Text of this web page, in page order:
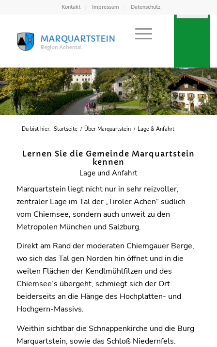
Kontakt Impressum Datenschutz
Du bist hier: Startseite / Über Marquartstein / Lage & Anfahrt
Lernen Sie die Gemeinde Marquartstein
kennen
Lage und Anfahrt
Marquartstein liegt nicht nur in sehr reizvoller,
zentraler Lage im Tal der „Tiroler Achen“ südlich
vom Chiemsee, sondern auch unweit zu den
Metropolen München und Salzburg.
Direkt am Rand der moderaten Chiemgauer Berge,
wo sich das Tal gen Norden hin öffnet und in die
weiten Flächen der Kendlmühlfilzen und des
Chiemsee’s übergeht, schmiegt sich der Ort
beiderseits an die Hänge des Hochplatten- und
Hochgern-Massivs.
Weithin sichtbar die Schnappenkirche und die Burg
Marquartstein, sowie das Schloß Niedernfels.